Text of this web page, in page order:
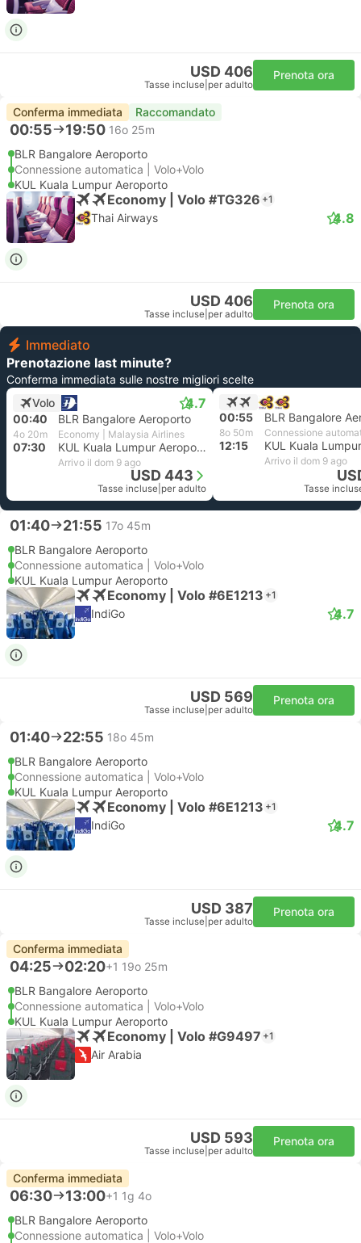
USD 406
Tasse incluse per adulto
Prenota ora
Conferma immediata Raccomandato
00:55 19:50 16o 25m
BLR Bangalore Aeroporto
Connessione automatica | Volo+Volo
KUL Kuala Lumpur Aeroporto
Economy | Volo #TG326 +1
Thai Airways 4.8
USD 406
Tasse incluse per adulto
Prenota ora
Immediato
Prenotazione last minute?
Conferma immediata sulle nostre migliori scelte
Volo
4.7
00:40 BLR Bangalore Aeroporto
4o 20m Economy | Malaysia Airlines
07:30 KUL Kuala Lumpur Aeroporto
Arrivo il dom 9 ago
USD 443
Tasse incluse per adulto
00:55 BLR Bangalore
8o 50m Connessione
12:15
Arrivo il dom 9 ago
Tasse
01:40 21:55 17o 45m
BLR Bangalore Aeroporto
Connessione automatica | Volo+Volo
KUL Kuala Lumpur Aeroporto
Economy | Volo #6E1213 +1
IndiGo 4.7
USD 569
Tasse incluse per adulto
Prenota ora
01:40 22:55 18o 45m
BLR Bangalore Aeroporto
Connessione automatica | Volo+Volo
KUL Kuala Lumpur Aeroporto
Economy | Volo #6E1213 +1
IndiGo 4.7
USD 387
Tasse incluse per adulto
Prenota ora
Conferma immediata
04:25 02:20+1 19o 25m
BLR Bangalore Aeroporto
Connessione automatica | Volo+Volo
KUL Kuala Lumpur Aeroporto
Economy | Volo #G9497 +1
Air Arabia
USD 593
Tasse incluse per adulto
Prenota ora
Conferma immediata
06:30 13:00+1 1g 4o
BLR Bangalore Aeroporto
Connessione automatica | Volo+Volo